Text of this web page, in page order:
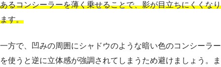
あるコンシーラーを薄く乗せることで、影が目立ちにくくなり
ます。
一方で、凹みの周囲にシャドウのような暗い色のコンシーラー
を使うと逆に立体感が強調されてしまうため避けましょう。ま